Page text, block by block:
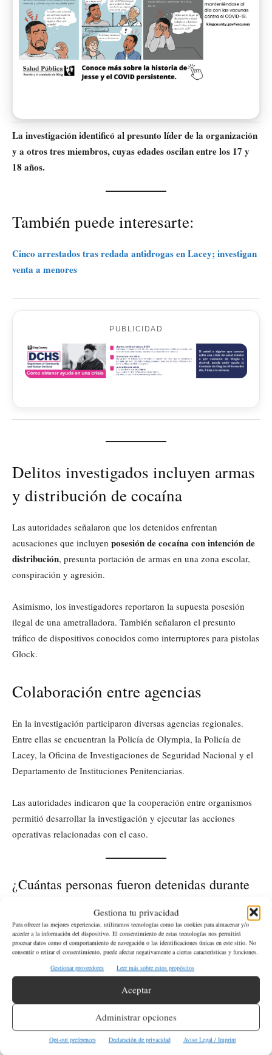
Gestiona tu privacidad
Para ofrecer las mejores experiencias, utilizamos tecnologías como las cookies para almacenar y/o
acceder a la información del dispositivo. El consentimiento de estas tecnologías nos permitirá
procesar datos como el comportamiento de navegación o las identificaciones únicas en este sitio. No
consentir o retirar el consentimiento, puede afectar negativamente a ciertas características y funciones.
Gestionar proveedores
Leer más sobre estos propósitos
Aceptar
Administrar opciones
Opt-out preferences Declaración de privacidad Aviso Legal / Imprint
La investigación identificó al presunto líder de la organización
y a otros tres miembros, cuyas edades oscilan entre los 17 y
18 años.
También puede interesarte:
Cinco arrestados tras redada antidrogas en Lacey; investigan
venta a menores
PUBLICIDAD
Delitos investigados incluyen armas
y distribución de cocaína
Las autoridades señalaron que los detenidos enfrentan
acusaciones que incluyen posesión de cocaína con intención de
distribución, presunta portación de armas en una zona escolar,
conspiración y agresión.
Asimismo, los investigadores reportaron la supuesta posesión
ilegal de una ametralladora. También señalaron el presunto
tráfico de dispositivos conocidos como interruptores para pistolas
Glock.
Colaboración entre agencias
En la investigación participaron diversas agencias regionales.
Entre ellas se encuentran la Policía de Olympia, la Policía de
Lacey, la Oficina de Investigaciones de Seguridad Nacional y el
Departamento de Instituciones Penitenciarias.
Las autoridades indicaron que la cooperación entre organismos
permitió desarrollar la investigación y ejecutar las acciones
operativas relacionadas con el caso.
¿Cuántas personas fueron detenidas durante
Las autoridades informaron la detención de cuatro jóvenes,
incluido el presunto líder del grupo investigado.
¿Qué sustancias ilegales formaban parte de la
investigación?
De acuerdo con los investigadores, el caso incluyó presuntas
actividades relacionadas con la distribución de cocaína.